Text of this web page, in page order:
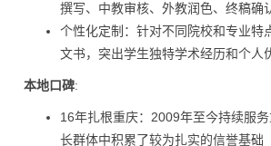
撰写、中教审核、外教润色、终稿确
个性化定制：针对不同院校和专业特
文书，突出学生独特学术经历和个人
本地口碑:
16年扎根重庆：2009年至今持续服
长群体中积累了较为扎实的信誉基础